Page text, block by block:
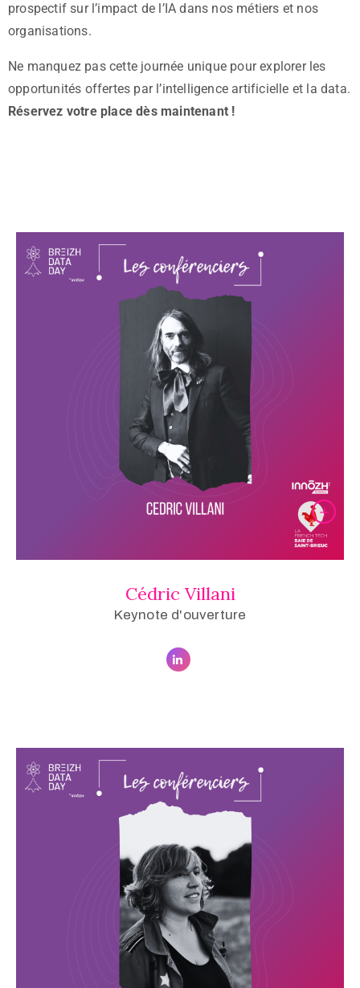
prospectif sur l’impact de l’IA dans nos métiers et nos
organisations.
Ne manquez pas cette journée unique pour explorer les
opportunités offertes par l’intelligence artificielle et la data.
Réservez votre place dès maintenant !
Cédric Villani
Keynote d'ouverture